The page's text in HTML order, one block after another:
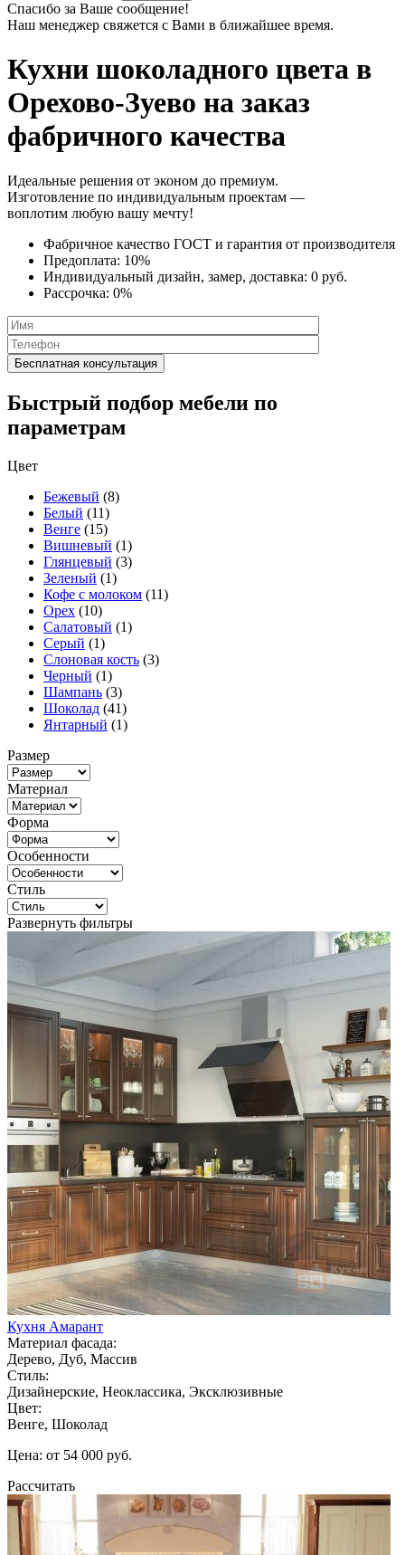
Спасибо за Ваше сообщение!
Наш менеджер свяжется с Вами в ближайшее время.
Кухни шоколадного цвета в
Орехово-Зуево на заказ
фабричного качества
Идеальные решения от эконом до премиум.
Изготовление по индивидуальным проектам —
воплотим любую вашу мечту!
Фабричное качество ГОСТ и гарантия от производителя
Предоплата: 10%
Индивидуальный дизайн, замер, доставка: 0 руб.
Рассрочка: 0%
Быстрый подбор мебели по
параметрам
Цвет
Бежевый (8)
Белый (11)
Венге (15)
Вишневый (1)
Глянцевый (3)
Зеленый (1)
Кофе с молоком (11)
Орех (10)
Салатовый (1)
Серый (1)
Слоновая кость (3)
Черный (1)
Шампань (3)
Шоколад (41)
Янтарный (1)
Размер
Материал
Форма
Особенности
Стиль
Развернуть фильтры
Кухня Амарант
Материал фасада:
Дерево, Дуб, Массив
Стиль:
Дизайнерские, Неоклассика, Эксклюзивные
Цвет:
Венге, Шоколад
Цена: от 54 000 руб.
Рассчитать